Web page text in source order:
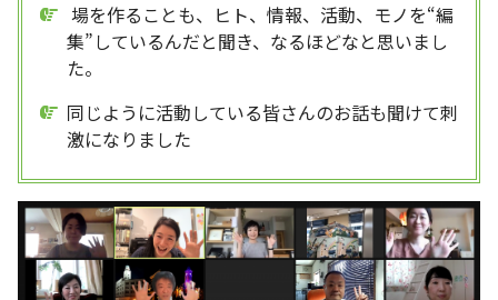
場を作ることも、ヒト、情報、活動、モノを“編
集”しているんだと聞き、なるほどなと思いまし
た。
同じように活動している皆さんのお話も聞けて刺
激になりました